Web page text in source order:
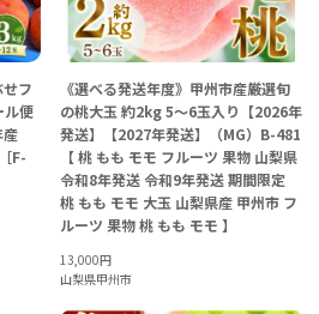
フ
ル便
産
F-
《選べる発送年度》甲州市産厳選旬
の桃大玉 約2kg 5～6玉入り【2026年
発送】【2027年発送】（MG）B-481
【 桃 もも モモ フルーツ 果物 山梨県
令和8年発送 令和9年発送 期間限定
桃 もも モモ 大玉 山梨県産 甲州市 フ
ルーツ 果物 桃 もも モモ 】
13,000円
山梨県甲州市